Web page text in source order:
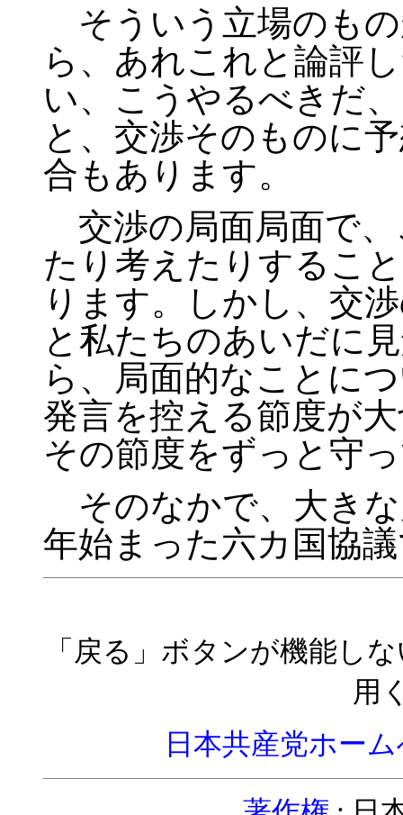
そういう立場のも
ら、あれこれと論評
い、こうやるべきだ
と、交渉そのものに
合もあります。
交渉の局面局面で
たり考えたりするこ
ります。しかし、交
と私たちのあいだに
ら、局面的なことに
発言を控える節度が
その節度をずっと守
そのなかで、大き
年始まった六カ国協
「戻る」ボタンが機能し
用
日本共産党ホー